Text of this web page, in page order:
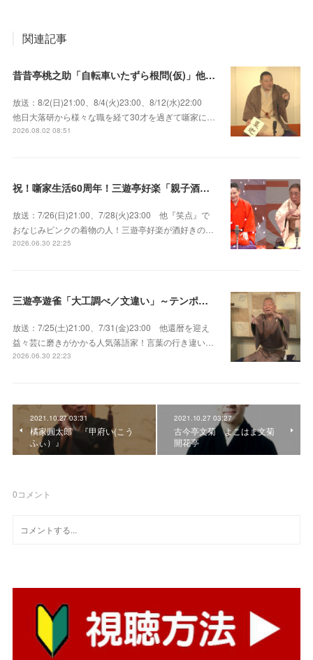
関連記事
昔昔亭桃之助「自転車いたずら根問(仮)」他～師匠・桃太郎のいない初めての桜の季節の独演会！
放送：8/2(日)21:00、8/4(火)23:00、8/12(水)22:00
他日大落研から様々な職を経て30才を過ぎて噺家に…
2026.08.02 08:51
祝！噺家生活60周年！三遊亭好楽「親子酒」錦笑亭満堂「桜ん坊」～満堂フェス2026
放送：7/26(日)21:00、7/28(火)23:00 他『笑点』で
おなじみピンクの着物の人！三遊亭好楽が酒好きの…
2026.06.30 22:25
三遊亭遊雀「大工調べ／文違い」～テンポよくたたみかける語り口で人気・実力とも屈指！
放送：7/25(土)21:00、7/31(金)23:00 他還暦を迎え
益々芸に磨きがかかる人気落語家！言葉の行き違い…
2026.06.30 22:23
2021.10.27 03:31
橘家圓太郎 『甲府い(こう
ふぃ）』
2021.10.27 03:27
古今亭文菊 よこはま文菊
開花亭
0コメント